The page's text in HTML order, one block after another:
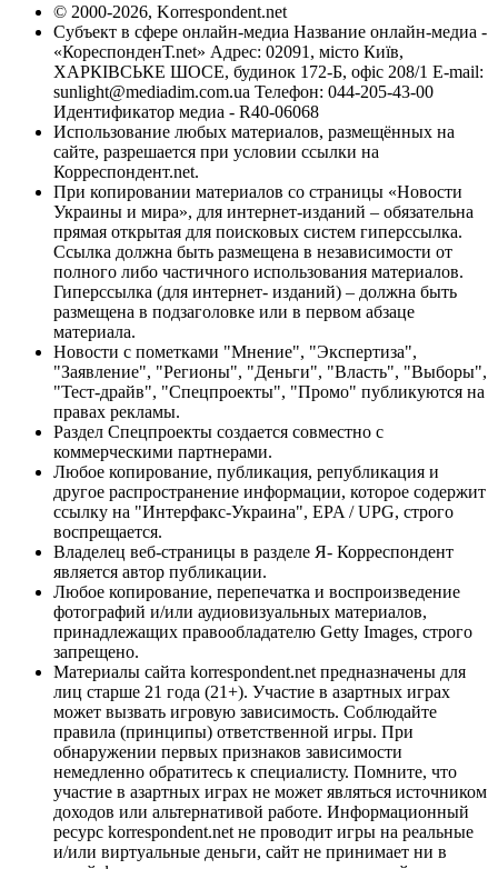
© 2000-2026, Korrespondent.net
Субъект в сфере онлайн-медиа Название онлайн-медиа -
«КореспонденТ.net» Адрес: 02091, місто Київ,
ХАРКІВСЬКЕ ШОСЕ, будинок 172-Б, офіс 208/1 E-mail:
sunlight@mediadim.com.ua Телефон: 044-205-43-00
Идентификатор медиа - R40-06068
Использование любых материалов, размещённых на
сайте, разрешается при условии ссылки на
Корреспондент.net.
При копировании материалов со страницы «Новости
Украины и мира», для интернет-изданий – обязательна
прямая открытая для поисковых систем гиперссылка.
Ссылка должна быть размещена в независимости от
полного либо частичного использования материалов.
Гиперссылка (для интернет- изданий) – должна быть
размещена в подзаголовке или в первом абзаце
материала.
Новости с пометками "Мнение", "Экспертиза",
"Заявление", "Регионы", "Деньги", "Власть", "Выборы",
"Тест-драйв", "Спецпроекты", "Промо" публикуются на
правах рекламы.
Раздел Спецпроекты создается совместно с
коммерческими партнерами.
Любое копирование, публикация, републикация и
другое распространение информации, которое содержит
ссылку на "Интерфакс-Украина", EPA / UPG, строго
воспрещается.
Владелец веб-страницы в разделе Я- Корреспондент
является автор публикации.
Любое копирование, перепечатка и воспроизведение
фотографий и/или аудиовизуальных материалов,
принадлежащих правообладателю Getty Images, строго
запрещено.
Материалы сайта korrespondent.net предназначены для
лиц старше 21 года (21+). Участие в азартных играх
может вызвать игровую зависимость. Соблюдайте
правила (принципы) ответственной игры. При
обнаружении первых признаков зависимости
немедленно обратитесь к специалисту. Помните, что
участие в азартных играх не может являться источником
доходов или альтернативой работе. Информационный
ресурс korrespondent.net не проводит игры на реальные
и/или виртуальные деньги, сайт не принимает ни в